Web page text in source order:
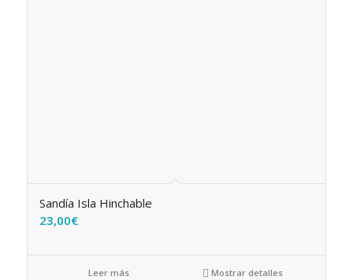
Sandía Isla Hinchable
23,00€
Leer más Mostrar detalles